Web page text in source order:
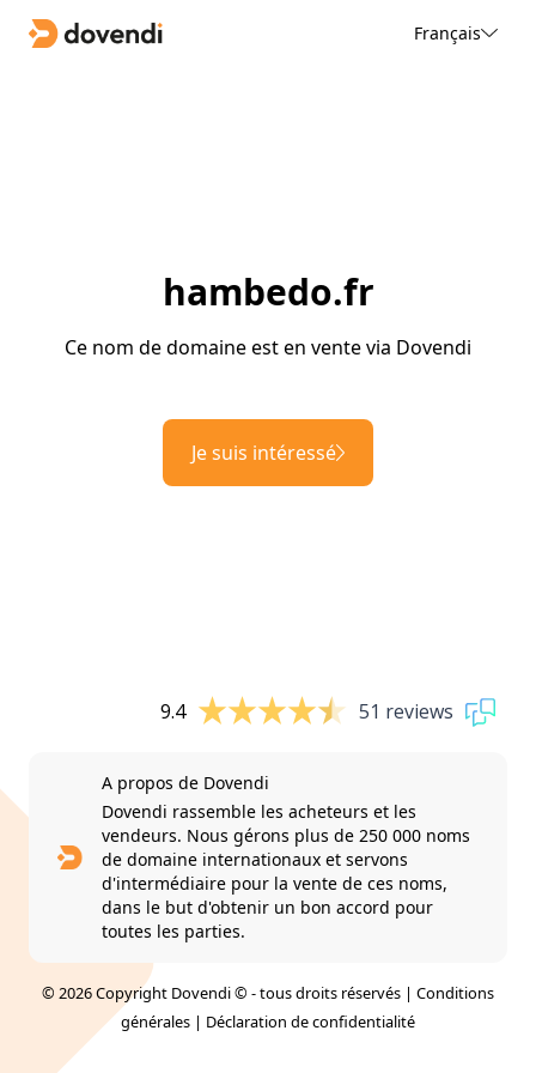
Français
hambedo.fr
Ce nom de domaine est en vente via Dovendi
Je suis intéressé
9.4 51 reviews
A propos de Dovendi
Dovendi rassemble les acheteurs et les
vendeurs. Nous gérons plus de 250 000 noms
de domaine internationaux et servons
d'intermédiaire pour la vente de ces noms,
dans le but d'obtenir un bon accord pour
toutes les parties.
© 2026 Copyright Dovendi © - tous droits réservés | Conditions
générales | Déclaration de confidentialité